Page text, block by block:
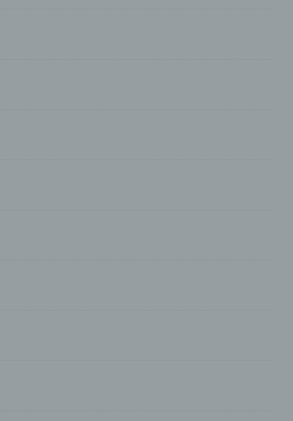
sicher zu stellen, dass die
eingehalten
oder vorsätzliche
gemeinsam bezeichnet als
ist, ist davon auszugehen,
in die Sitzstaaten der Dritt-
auf Grundlage einer
der Daten gewährleisten.
Daten
Daten werden, neben den